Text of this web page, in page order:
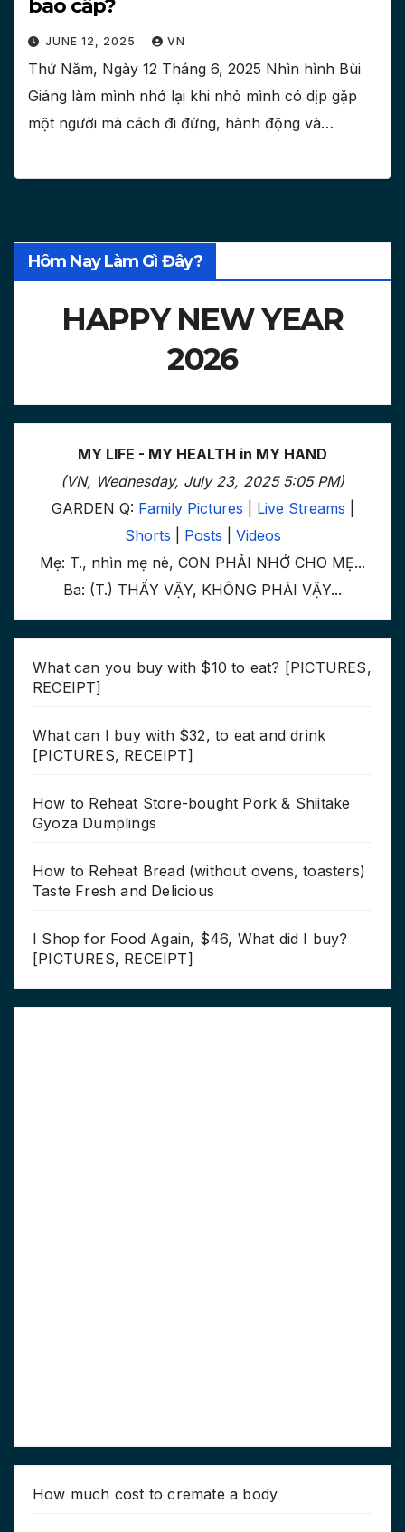
bao cấp?
JUNE 12, 2025 VN
Thứ Năm, Ngày 12 Tháng 6, 2025 Nhìn hình Bùi
Giáng làm mình nhớ lại khi nhỏ mình có dịp gặp
một người mà cách đi đứng, hành động và…
Hôm Nay Làm Gì Đây?
HAPPY NEW YEAR
2026
MY LIFE - MY HEALTH in MY HAND
(VN, Wednesday, July 23, 2025 5:05 PM)
GARDEN Q: Family Pictures Live Streams
Shorts
Posts
Videos
Mẹ: T., nhìn mẹ nè, CON PHẢI NHỚ CHO MẸ...
Ba: (T.) THẤY VẬY, KHÔNG PHẢI VẬY...
What can you buy with $10 to eat? [PICTURES,
RECEIPT]
What can I buy with $32, to eat and drink
[PICTURES, RECEIPT]
How to Reheat Store-bought Pork & Shiitake
Gyoza Dumplings
How to Reheat Bread (without ovens, toasters)
Taste Fresh and Delicious
I Shop for Food Again, $46, What did I buy?
[PICTURES, RECEIPT]
How much cost to cremate a body